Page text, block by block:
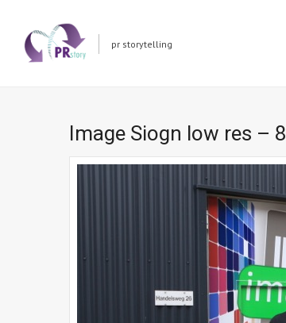
pr storytelling
Image Siogn low res – 8